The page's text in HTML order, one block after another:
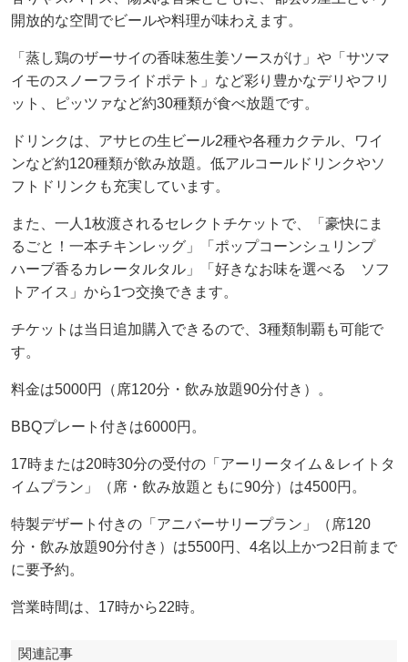
開放的な空間でビールや料理が味わえます。
「蒸し鶏のザーサイの香味葱生姜ソースがけ」や「サツマ
イモのスノーフライドポテト」など彩り豊かなデリやフリ
ット、ピッツァなど約30種類が食べ放題です。
ドリンクは、アサヒの生ビール2種や各種カクテル、ワイ
ンなど約120種類が飲み放題。低アルコールドリンクやソ
フトドリンクも充実しています。
また、一人1枚渡されるセレクトチケットで、「豪快にま
るごと！一本チキンレッグ」「ポップコーンシュリンプ
ハーブ香るカレータルタル」「好きなお味を選べる ソフ
トアイス」から1つ交換できます。
チケットは当日追加購入できるので、3種類制覇も可能で
す。
料金は5000円（席120分・飲み放題90分付き）。
BBQプレート付きは6000円。
17時または20時30分の受付の「アーリータイム＆レイトタ
イムプラン」（席・飲み放題ともに90分）は4500円。
特製デザート付きの「アニバーサリープラン」（席120
分・飲み放題90分付き）は5500円、4名以上かつ2日前まで
に要予約。
営業時間は、17時から22時。
関連記事